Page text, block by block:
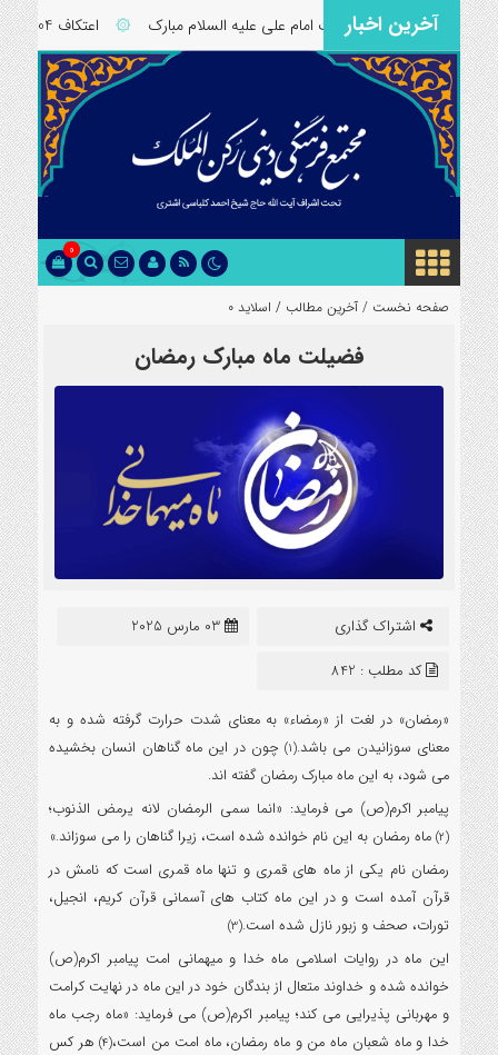
آخرین اخبار
۞ ولادت امام علی علیه السلام مبارک ۞ اعتکاف 1404 مسجد رکن الملک اصفهان
0
صفحه نخست / آخرین مطالب / اسلاید 0
فضیلت ماه مبارک رمضان
اشتراک گذاری
03 مارس 2025
کد مطلب : 842
«رمضان» در لغت از «رمضاء» به معنای شدت حرارت گرفته شده و به
معنای سوزانیدن می باشد.(1) چون در این ماه گناهان انسان بخشیده
می شود، به این ماه مبارک رمضان گفته اند.
پیامبر اکرم(ص) می فرماید: «انما سمی الرمضان لانه یرمض الذنوب؛
(2)
ماه رمضان به این نام خوانده شده است، زیرا گناهان را می سوزاند.»
رمضان نام یکی از ماه های قمری و تنها ماه قمری است که نامش در
قرآن آمده است و در این ماه کتاب های آسمانی قرآن کریم، انجیل،
تورات، صحف و زبور نازل شده است.(3)
این ماه در روایات اسلامی ماه خدا و میهمانی امت پیامبر اکرم(ص)
خوانده شده و خداوند متعال از بندگان خود در این ماه در نهایت کرامت
و مهربانی پذیرایی می کند؛ پیامبر اکرم(ص) می فرماید: «ماه رجب ماه
خدا و ماه شعبان ماه من و ماه رمضان، ماه امت من است،(4) هر کس